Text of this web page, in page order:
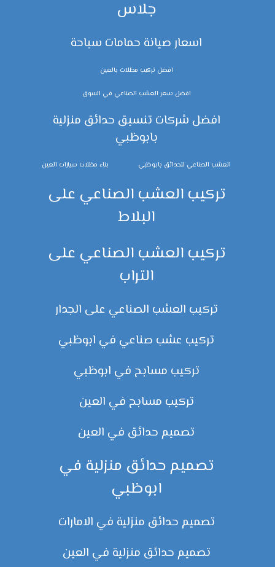
جلاس
اسعار صيانة حمامات سباحة
افضل تركيب مظلات بالعين
افضل سعر العشب الصناعي في السوق
افضل شركات تنسيق حدائق منزلية
بابوظبي
العشب الصناعي للحدائق بابوظبي بناء مظلات سيارات العين
تركيب العشب الصناعي على
البلاط
تركيب العشب الصناعي على
التراب
تركيب العشب الصناعي على الجدار
تركيب عشب صناعي في ابوظبي
تركيب مسابح في ابوظبي
تركيب مسابح في العين
تصميم حدائق في العين
تصميم حدائق منزلية في
ابوظبي
تصميم حدائق منزلية في الامارات
تصميم حدائق منزلية في العين